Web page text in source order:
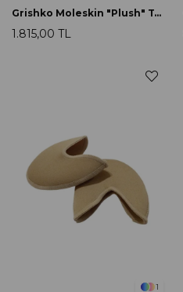
Grishko Moleskin "Plush" Toe Pads
1.815,00 TL
1